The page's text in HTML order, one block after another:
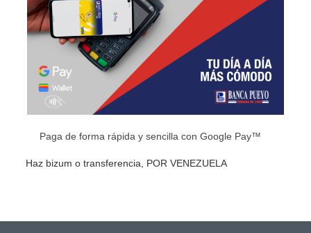
Paga de forma rápida y sencilla con Google Pay™
Haz bizum o transferencia, POR VENEZUELA